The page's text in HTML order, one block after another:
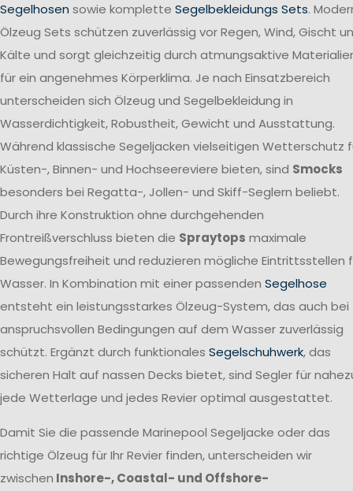
Segelhosen sowie komplette Segelbekleidungs Sets.
Ölzeug Sets schützen zuverlässig vor Regen, Wind, Gischt
Kälte und sorgt gleichzeitig durch atmungsaktive
für ein angenehmes Körperklima. Je nach Einsatzbereich
unterscheiden sich Ölzeug und Segelbekleidung in
Wasserdichtigkeit, Robustheit, Gewicht und Ausstattung.
Während klassische Segeljacken vielseitigen Wetterschutz
Küsten-, Binnen- und Hochseereviere bieten, sind Smocks
besonders bei Regatta-, Jollen- und Skiff-Seglern beliebt.
Durch ihre Konstruktion ohne durchgehenden
Frontreißverschluss bieten die Spraytops maximale
Bewegungsfreiheit und reduzieren mögliche Eintrittsstellen
Wasser. In Kombination mit einer passenden Segelhose
entsteht ein leistungsstarkes Ölzeug-System, das auch bei
anspruchsvollen Bedingungen auf dem Wasser zuverlässig
schützt. Ergänzt durch funktionales Segelschuhwerk, das
sicheren Halt auf nassen Decks bietet, sind Segler für
jede Wetterlage und jedes Revier optimal ausgestattet.
Damit Sie die passende Marinepool Segeljacke oder das
richtige Ölzeug für Ihr Revier finden, unterscheiden wir
zwischen Inshore-, Coastal- und Offshore-